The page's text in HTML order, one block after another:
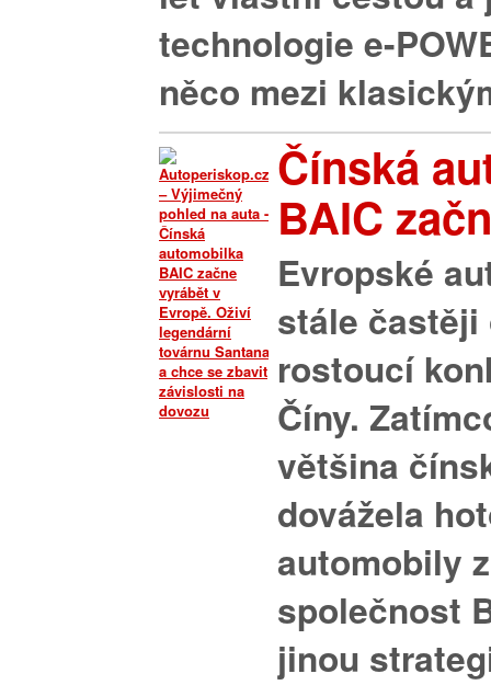
technologie e-
něco mezi
Čínská
BAIC
Evropské
stále častěji
rostoucí
Číny.
většina
dovážela
automobily
společnost
jinou